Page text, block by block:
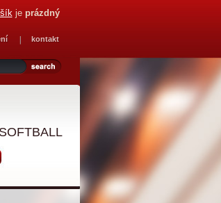
kontakt
je prázdný